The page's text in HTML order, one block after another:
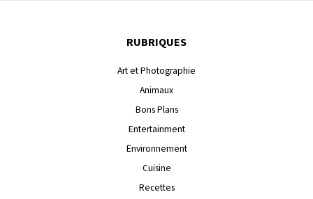
RUBRIQUES
Art et Photographie
Animaux
Bons Plans
Entertainment
Environnement
Cuisine
Recettes